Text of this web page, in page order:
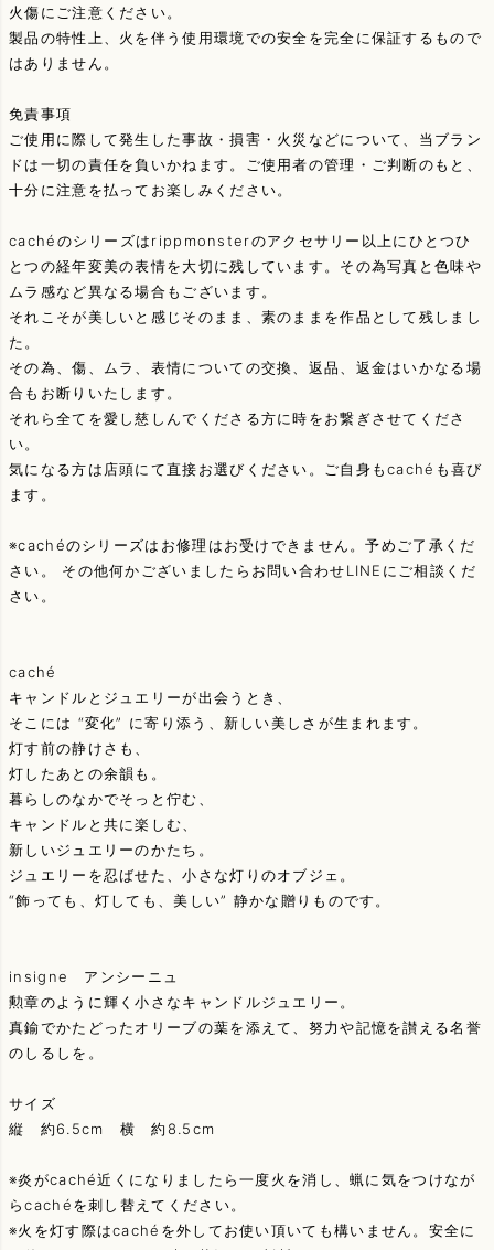
火傷にご注意ください。
製品の特性上、火を伴う使用環境での安全を完全に保証するもので
はありません。
免責事項
ご使用に際して発生した事故・損害・火災などについて、当ブラン
ドは一切の責任を負いかねます。ご使用者の管理・ご判断のもと、
十分に注意を払ってお楽しみください。
cachéのシリーズはrippmonsterのアクセサリー以上にひとつひ
とつの経年変美の表情を大切に残しています。その為写真と色味や
ムラ感など異なる場合もございます。
それこそが美しいと感じそのまま、素のままを作品として残しまし
た。
その為、傷、ムラ、表情についての交換、返品、返金はいかなる場
合もお断りいたします。
それら全てを愛し慈しんでくださる方に時をお繋ぎさせてくださ
い。
気になる方は店頭にて直接お選びください。ご自身もcachéも喜び
ます。
※cachéのシリーズはお修理はお受けできません。予めご了承くだ
さい。 その他何かございましたらお問い合わせLINEにご相談くだ
さい。
caché
キャンドルとジュエリーが出会うとき、
そこには “変化” に寄り添う、新しい美しさが生まれます。
灯す前の静けさも、
灯したあとの余韻も。
暮らしのなかでそっと佇む、
キャンドルと共に楽しむ、
新しいジュエリーのかたち。
ジュエリーを忍ばせた、小さな灯りのオブジェ。
“飾っても、灯しても、美しい” 静かな贈りものです。
insigne アンシーニュ
勲章のように輝く小さなキャンドルジュエリー。
真鍮でかたどったオリーブの葉を添えて、努力や記憶を讃える名誉
のしるしを。
サイズ
縦 約6.5cm 横 約8.5cm
※炎がcaché近くになりましたら一度火を消し、蝋に気をつけなが
らcachéを刺し替えてください。
※火を灯す際はcachéを外してお使い頂いても構いません。安全に